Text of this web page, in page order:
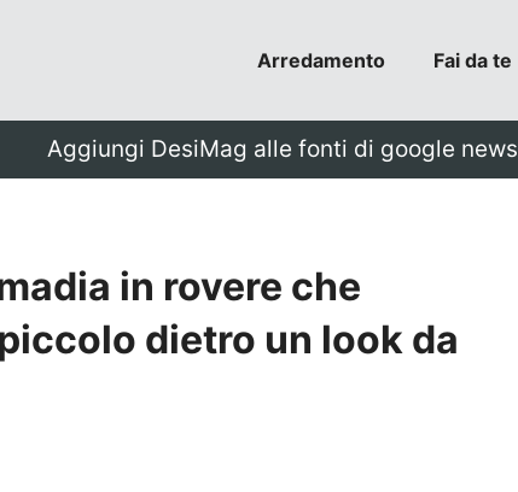
Arredamento Fai da te
Aggiungi DesiMag alle fonti di google news
in rovere che
dietro un look da